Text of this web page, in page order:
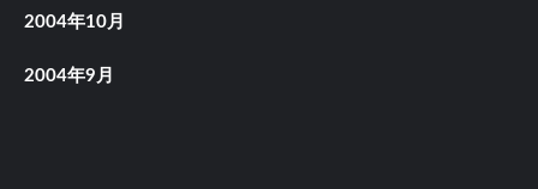
2004年10月
2004年9月